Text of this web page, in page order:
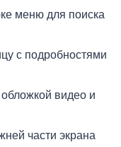
меню для поиска
с подробностями
видео и
части экрана